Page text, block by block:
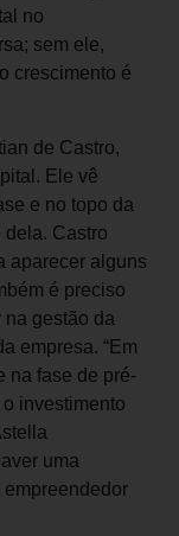
no
sem ele,
crescimento é
de Castro,
Ele vê
e no topo da
dela. Castro
aparecer alguns
é preciso
gestão da
empresa. “Em
na fase de pré-
investimento
uma